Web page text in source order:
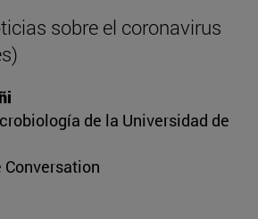
sobre el coronavirus
de la Universidad de
Conversation